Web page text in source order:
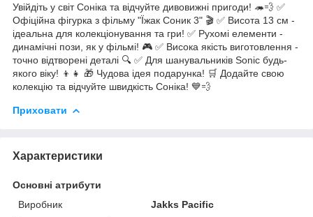
Увійдіть у світ Соніка та відчуйте дивовижні пригоди! 🦔💨 ✅
Офіційна фігурка з фільму "Їжак Соник 3" 🎬 ✅ Висота 13 см -
ідеальна для колекціонування та гри! ✅ Рухомі елементи -
динамічні пози, як у фільмі! 🎮 ✅ Висока якість виготовлення -
точно відтворені деталі 🔍 ✅ Для шанувальників Sonic будь-
якого віку! 👦👧 🎁 Чудова ідея подарунка! 🛒 Додайте свою
колекцію та відчуйте швидкість Соніка! 💙💨
Приховати
Характеристики
Основні атрибути
Виробник
Jakks Pacific